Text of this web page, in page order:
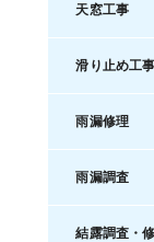
天窓工事
滑り止め工事
雨漏修理
雨漏調査
結露調査・